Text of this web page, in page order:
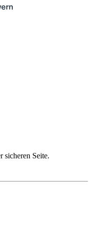
sicheren Seite.